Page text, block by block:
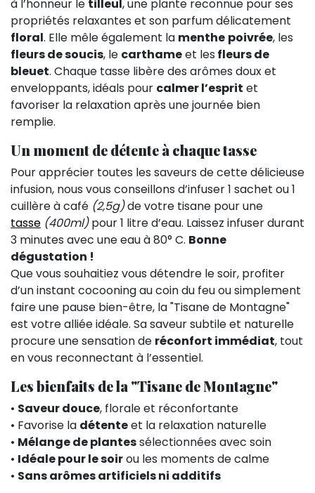
à l’honneur le tilleul, une plante reconnue pour ses
propriétés relaxantes et son parfum délicatement
floral. Elle mêle également la menthe poivrée, les
fleurs de soucis, le carthameet les fleurs de
bleuet. Chaque tasse libère des arômes doux et
enveloppants, idéals pour calmer l’esprit et
favoriser la relaxation après une journée bien
remplie.
Un moment de détente à chaque tasse
Pour apprécier toutes les saveurs de cette délicieuse
infusion, nous vous conseillons d’infuser 1 sachet ou 1
cuillère à café (2,5g)de votre tisane pour une
tasse (400ml)pour 1 litre d’eau. Laissez infuser durant
3 minutes avec une eau à 80° C. Bonne
dégustation !
Que vous souhaitiez vous détendre le soir, profiter
d’un instant cocooning au coin du feu ou simplement
faire une pause bien-être, la "Tisane de Montagne"
est votre alliée idéale. Sa saveur subtile et naturelle
procure une sensation de réconfort immédiat, tout
en vous reconnectant à l’essentiel.
Les bienfaits de la "Tisane de Montagne"
• Saveur douce, florale et réconfortante
• Favorise la détenteet la relaxation naturelle
• Mélange de plantessélectionnées avec soin
• Idéale pour le soirou les moments de calme
• Sans arômes artificiels ni additifs